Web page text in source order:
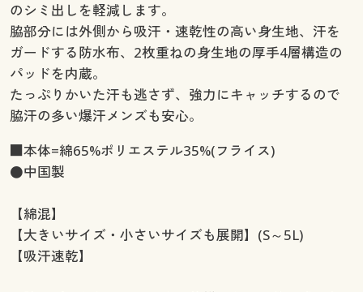
のシミ出しを軽減します。
脇部分には外側から吸汗・速乾性の高い身生地、汗を
ガードする防水布、2枚重ねの身生地の厚手4層構造の
パッドを内蔵。
たっぷりかいた汗も逃さず、強力にキャッチするので
脇汗の多い爆汗メンズも安心。
■本体=綿65%ポリエステル35%(フライス)
●中国製
【綿混】
【大きいサイズ・小さいサイズも展開】(S～5L)
【吸汗速乾】